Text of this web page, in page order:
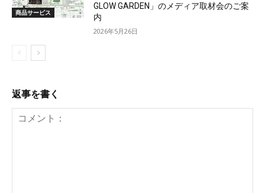
商品サービス
GLOW GARDEN」のメディア取材会のご案
内
2026年5月26日
返事を書く